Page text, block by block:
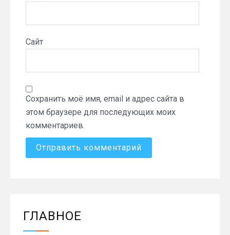
Сайт
Сохранить моё имя, email и адрес сайта в
этом браузере для последующих моих
комментариев.
ГЛАВНОЕ